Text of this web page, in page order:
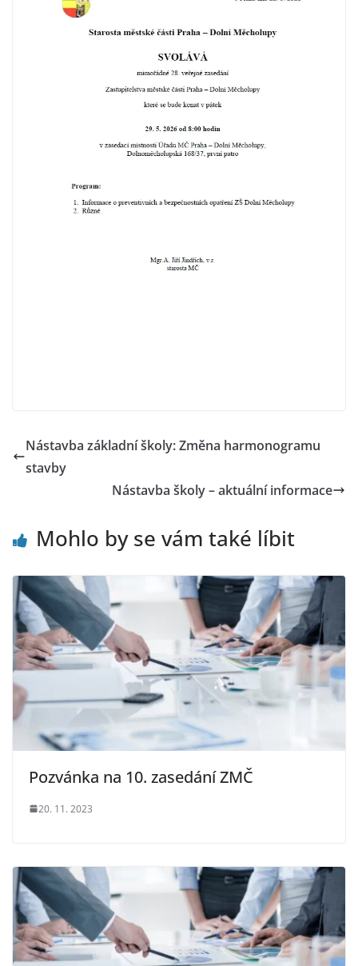
Nástavba základní školy: Změna harmonogramu
stavby
Nástavba školy – aktuální informace
Mohlo by se vám také líbit
Pozvánka na 10. zasedání ZMČ
20. 11. 2023